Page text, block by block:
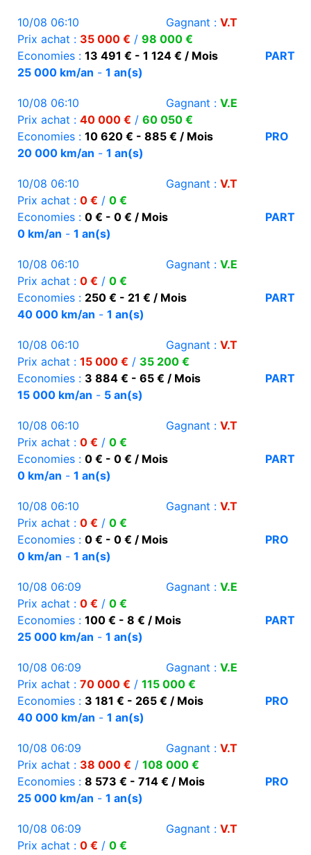
10/08 06:10 Gagnant : V.T
Prix achat : 35 000 € / 98 000 €
Economies : 13 491 € - 1 124 € / Mois
PART
25 000 km/an - 1 an(s)
10/08 06:10 Gagnant : V.E
Prix achat : 40 000 € / 60 050 €
Economies : 10 620 € - 885 € / Mois
PRO
20 000 km/an - 1 an(s)
10/08 06:10 Gagnant : V.T
Prix achat : 0 € / 0 €
Economies : 0 € - 0 € / Mois
PART
0 km/an - 1 an(s)
10/08 06:10 Gagnant : V.E
Prix achat : 0 € / 0 €
Economies : 250 € - 21 € / Mois
PART
40 000 km/an - 1 an(s)
10/08 06:10 Gagnant : V.T
Prix achat : 15 000 € / 35 200 €
Economies : 3 884 € - 65 € / Mois
PART
15 000 km/an - 5 an(s)
10/08 06:10 Gagnant : V.T
Prix achat : 0 € / 0 €
Economies : 0 € - 0 € / Mois
PART
0 km/an - 1 an(s)
10/08 06:10 Gagnant : V.T
Prix achat : 0 € / 0 €
Economies : 0 € - 0 € / Mois
PRO
0 km/an - 1 an(s)
10/08 06:09 Gagnant : V.E
Prix achat : 0 € / 0 €
Economies : 100 € - 8 € / Mois
PART
25 000 km/an - 1 an(s)
10/08 06:09 Gagnant : V.E
Prix achat : 70 000 € / 115 000 €
Economies : 3 181 € - 265 € / Mois
PRO
40 000 km/an - 1 an(s)
10/08 06:09 Gagnant : V.T
Prix achat : 38 000 € / 108 000 €
Economies : 8 573 € - 714 € / Mois
PRO
25 000 km/an - 1 an(s)
10/08 06:09 Gagnant : V.T
Prix achat : 0 € / 0 €